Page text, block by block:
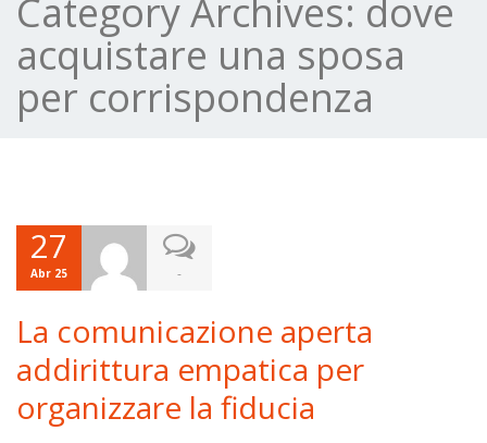
Category Archives: dove
acquistare una sposa
per corrispondenza
27
Abr 25 -
La comunicazione aperta
addirittura empatica per
organizzare la fiducia